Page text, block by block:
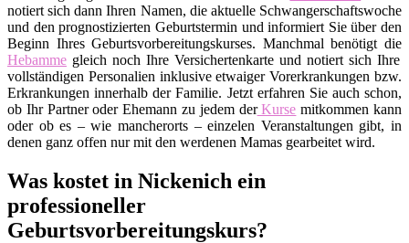
notiert sich dann Ihren Namen, die aktuelle Schwangerschaftswoche
und den prognostizierten Geburtstermin und informiert Sie über den
Beginn Ihres Geburtsvorbereitungskurses. Manchmal benötigt die
Hebamme gleich noch Ihre Versichertenkarte und notiert sich Ihre
vollständigen Personalien inklusive etwaiger Vorerkrankungen bzw.
Erkrankungen innerhalb der Familie. Jetzt erfahren Sie auch schon,
ob Ihr Partner oder Ehemann zu jedem derKurse mitkommen kann
oder ob es – wie mancherorts – einzelen Veranstaltungen gibt, in
denen ganz offen nur mit den werdenen Mamas gearbeitet wird.
Was kostet in Nickenich ein
professioneller
Geburtsvorbereitungskurs?